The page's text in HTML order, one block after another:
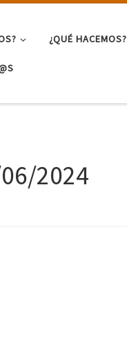
¿QUÉ HACEMOS?
2024